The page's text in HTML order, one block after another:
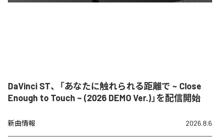
DaVinci ST、「あなたに触れられる距離で ~ Close
Enough to Touch ~ (2026 DEMO Ver.)」を配信開始
新曲情報 2026.8.6